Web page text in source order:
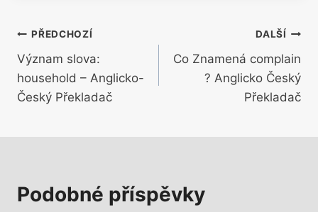
Navigace
pro
příspěvek
PŘEDCHOZÍ
Význam slova:
household – Anglicko-
Český Překladač
DALŠÍ
Co Znamená complain
? Anglicko Český
Překladač
Podobné příspěvky